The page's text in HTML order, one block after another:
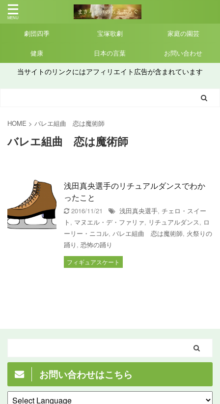
劇団四季 宝塚歌劇 家庭の園芸
健康 日本の言葉 お問い合わせ
当サイトのリンクにはアフィリエイト広告が含まれています
HOME > バレエ組曲 恋は魔術師
バレエ組曲 恋は魔術師
浅田真央選手のリチュアルダンスでわか
ったこと
2016/11/21 浅田真央選手, チェロ・スイー
ト , マヌエル・デ・ファリァ, リチュアルダンス, ロ
ーリー・ニコル, バレエ組曲 恋は魔術師, 火祭りの
踊り , 恐怖の踊り
フィギュアスケート
お問い合わせはこちら